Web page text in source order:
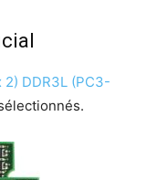
2) DDR3L (PC3-